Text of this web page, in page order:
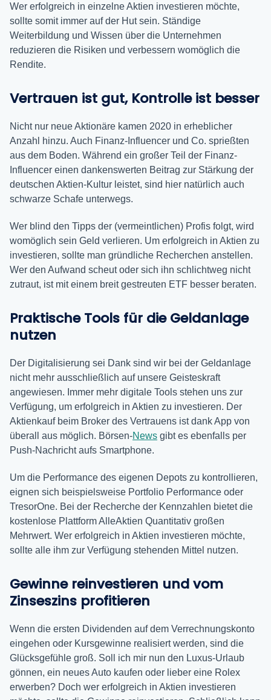
Wer erfolgreich in einzelne Aktien investieren möchte,
sollte somit immer auf der Hut sein. Ständige
Weiterbildung und Wissen über die Unternehmen
reduzieren die Risiken und verbessern womöglich die
Rendite.
Vertrauen ist gut, Kontrolle ist besser
Nicht nur neue Aktionäre kamen 2020 in erheblicher
Anzahl hinzu. Auch Finanz-Influencer und Co. sprießten
aus dem Boden. Während ein großer Teil der Finanz-
Influencer einen dankenswerten Beitrag zur Stärkung der
deutschen Aktien-Kultur leistet, sind hier natürlich auch
schwarze Schafe unterwegs.
Wer blind den Tipps der (vermeintlichen) Profis folgt, wird
womöglich sein Geld verlieren. Um erfolgreich in Aktien zu
investieren, sollte man gründliche Recherchen anstellen.
Wer den Aufwand scheut oder sich ihn schlichtweg nicht
zutraut, ist mit einem breit gestreuten ETF besser beraten.
Praktische Tools für die Geldanlage
nutzen
Der Digitalisierung sei Dank sind wir bei der Geldanlage
nicht mehr ausschließlich auf unsere Geisteskraft
angewiesen. Immer mehr digitale Tools stehen uns zur
Verfügung, um erfolgreich in Aktien zu investieren. Der
Aktienkauf beim Broker des Vertrauens ist dank App von
überall aus möglich. Börsen-News gibt es ebenfalls per
Push-Nachricht aufs Smartphone.
Um die Performance des eigenen Depots zu kontrollieren,
eignen sich beispielsweise Portfolio Performance oder
TresorOne. Bei der Recherche der Kennzahlen bietet die
kostenlose Plattform AlleAktien Quantitativ großen
Mehrwert. Wer erfolgreich in Aktien investieren möchte,
sollte alle ihm zur Verfügung stehenden Mittel nutzen.
Gewinne reinvestieren und vom
Zinseszins profitieren
Wenn die ersten Dividenden auf dem Verrechnungskonto
eingehen oder Kursgewinne realisiert werden, sind die
Glücksgefühle groß. Soll ich mir nun den Luxus-Urlaub
gönnen, ein neues Auto kaufen oder lieber eine Rolex
erwerben? Doch wer erfolgreich in Aktien investieren